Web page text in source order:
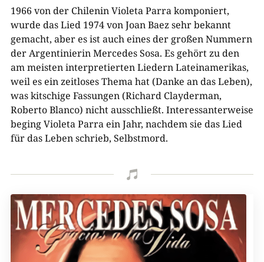
1966 von der Chilenin Violeta Parra komponiert,
wurde das Lied 1974 von Joan Baez sehr bekannt
gemacht, aber es ist auch eines der großen Nummern
der Argentinierin Mercedes Sosa. Es gehört zu den
am meisten interpretierten Liedern Lateinamerikas,
weil es ein zeitloses Thema hat (Danke an das Leben),
was kitschige Fassungen (Richard Clayderman,
Roberto Blanco) nicht ausschließt. Interessanterweise
beging Violeta Parra ein Jahr, nachdem sie das Lied
für das Leben schrieb, Selbstmord.
